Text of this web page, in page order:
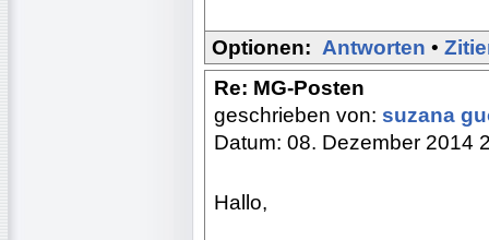
Optionen: Antworten •
Re: MG-Posten
geschrieben von: suzana
Datum: 08. Dezember 2014
Hallo,